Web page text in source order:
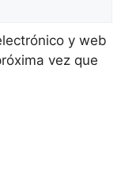
y web
vez que